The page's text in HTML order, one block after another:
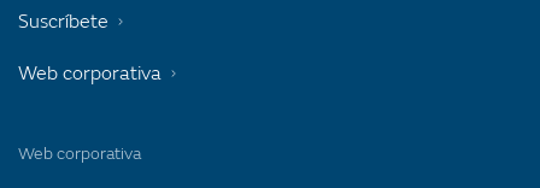
Web corporativa
Suscríbete
Web corporativa